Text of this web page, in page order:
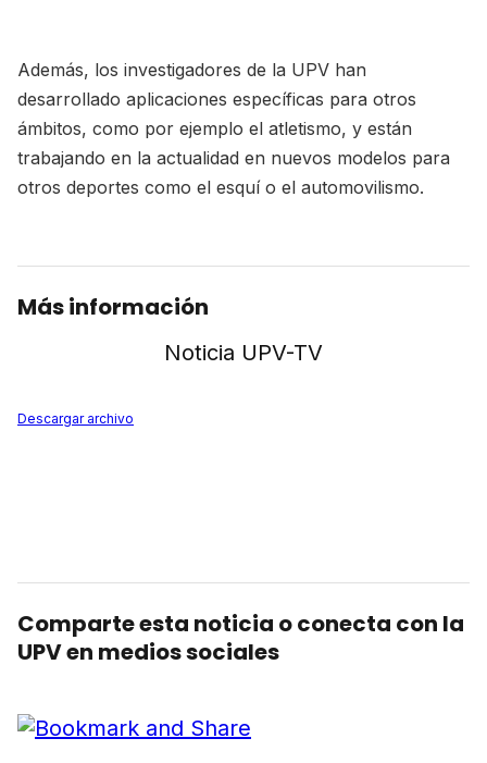
Además, los investigadores de la UPV han
desarrollado aplicaciones específicas para otros
ámbitos, como por ejemplo el atletismo, y están
trabajando en la actualidad en nuevos modelos para
otros deportes como el esquí o el automovilismo.
Más información
Noticia UPV-TV
Descargar archivo
Comparte esta noticia o conecta con la
UPV en medios sociales